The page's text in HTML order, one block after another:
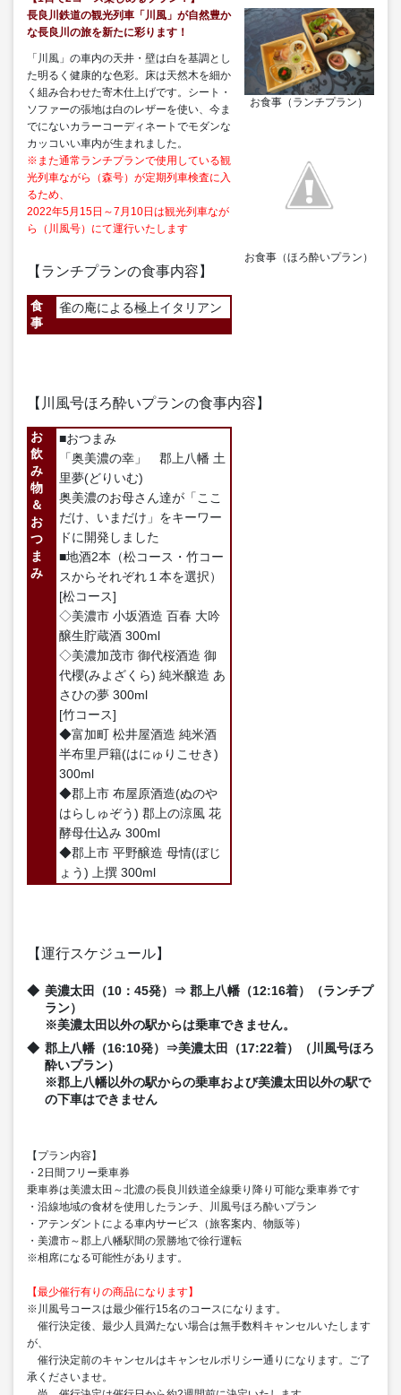
お食事（ランチプラン）
お食事（ほろ酔いプラン）
長良川鉄道の観光列車「川風」が自然豊か
な長良川の旅を新たに彩ります！
「川風」の車内の天井・壁は白を基調とし
た明るく健康的な色彩。床は天然木を細か
く組み合わせた寄木仕上げです。シート・
ソファーの張地は白のレザーを使い、今ま
でにないカラーコーディネートでモダンな
カッコいい車内が生まれました。
※また通常ランチプランで使用している観
光列車ながら（森号）が定期列車検査に入
るため、
2022年5月15日～7月10日は観光列車なが
ら（川風号）にて運行いたします
【ランチプランの食事内容】
食
事
雀の庵による極上イタリアン
【川風号ほろ酔いプランの食事内容】
お
飲
み
物
＆
お
つ
ま
み
■おつまみ
「奥美濃の幸」 郡上八幡 土
里夢(どりいむ)
奥美濃のお母さん達が「ここ
だけ、いまだけ」をキーワー
ドに開発しました
■地酒2本（松コース・竹コー
スからそれぞれ１本を選択）
[松コース]
◇美濃市 小坂酒造 百春 大吟
醸生貯蔵酒 300ml
◇美濃加茂市 御代桜酒造 御
代櫻(みよざくら) 純米醸造 あ
さひの夢 300ml
[竹コース]
◆富加町 松井屋酒造 純米酒
半布里戸籍(はにゅりこせき)
300ml
◆郡上市 布屋原酒造(ぬのや
はらしゅぞう) 郡上の涼風 花
酵母仕込み 300ml
◆郡上市 平野醸造 母情(ぼじ
ょう) 上撰 300ml
【運行スケジュール】
美濃太田（10：45発）⇒ 郡上八幡（12:16着）（ランチプ
ラン）
※美濃太田以外の駅からは乗車できません。
郡上八幡（16:10発）⇒美濃太田（17:22着）（川風号ほろ
酔いプラン）
※郡上八幡以外の駅からの乗車および美濃太田以外の駅で
の下車はできません
【プラン内容】
・2日間フリー乗車券
乗車券は美濃太田～北濃の長良川鉄道全線乗り降り可能な乗車券です
・沿線地域の食材を使用したランチ、川風号ほろ酔いプラン
・アテンダントによる車内サービス（旅客案内、物販等）
・美濃市～郡上八幡駅間の景勝地で徐行運転
※相席になる可能性があります。
【最少催行有りの商品になります】
※川風号コースは最少催行15名のコースになります。
催行決定後、最少人員満たない場合は無手数料キャンセルいたします
が、
催行決定前のキャンセルはキャンセルポリシー通りになります。ご了
承くださいませ。